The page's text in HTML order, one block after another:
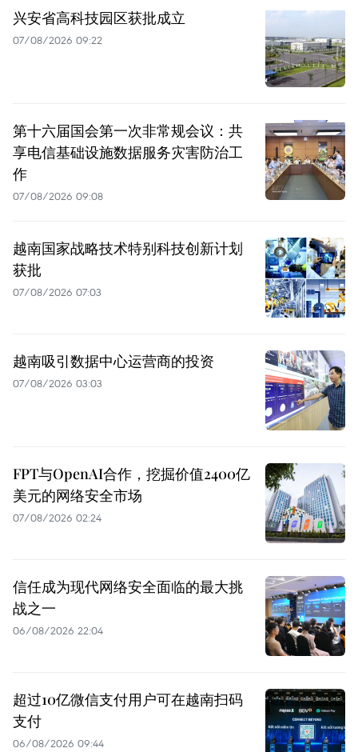
兴安省高科技园区获批成立
07/08/2026 09:22
第十六届国会第一次非常规会议：共
享电信基础设施数据服务灾害防治工
作
07/08/2026 09:08
越南国家战略技术特别科技创新计划
获批
07/08/2026 07:03
越南吸引数据中心运营商的投资
07/08/2026 03:03
FPT与OpenAI合作，挖掘价值2400亿
美元的网络安全市场
07/08/2026 02:24
信任成为现代网络安全面临的最大挑
战之一
06/08/2026 22:04
超过10亿微信支付用户可在越南扫码
支付
06/08/2026 09:44